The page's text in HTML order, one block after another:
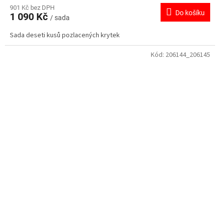
901 Kč bez DPH
1 090 Kč / sada
Do košíku
Sada deseti kusů pozlacených krytek
Kód: 206144_206145